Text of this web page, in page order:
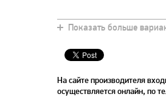
Показать больше
На сайте производителя
осуществляется онлайн, по